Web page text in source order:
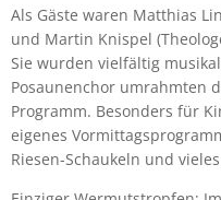
Als Gäste waren Matthias
und Martin Knispel
Sie wurden vielfältig
Posaunenchor umrahmten
Programm. Besonders für
eigenes
Riesen-Schaukeln und